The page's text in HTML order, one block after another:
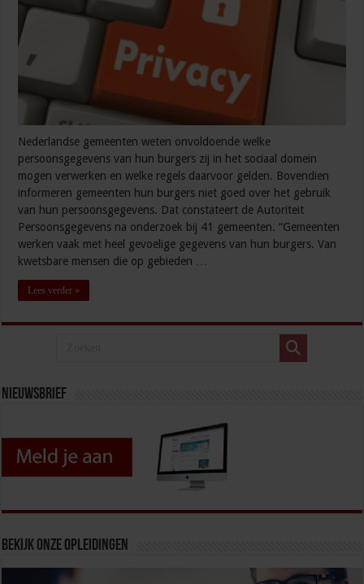
Nederlandse gemeenten weten onvoldoende welke
persoonsgegevens van hun burgers zij in het sociaal domein
mogen verwerken en welke regels daarvoor gelden. Bovendien
informeren gemeenten hun burgers niet goed over het gebruik
van hun persoonsgegevens. Dat constateert de Autoriteit
Persoonsgegevens na onderzoek bij 41 gemeenten. “Gemeenten
werken vaak met heel gevoelige gegevens van hun burgers. Van
kwetsbare mensen die op gebieden …
Lees verder »
Nieuwsbrief
Bekijk onze opleidingen